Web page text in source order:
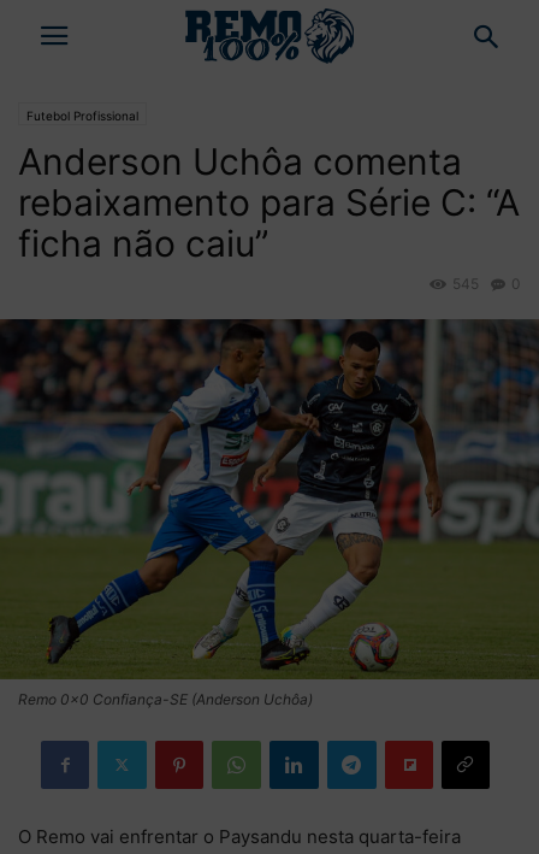
Futebol Profissional
Anderson Uchôa comenta
rebaixamento para Série C: “A
ficha não caiu”
0
545
Remo 0×0 Confiança-SE (Anderson Uchôa)
O Remo vai enfrentar o Paysandu nesta quarta-feira